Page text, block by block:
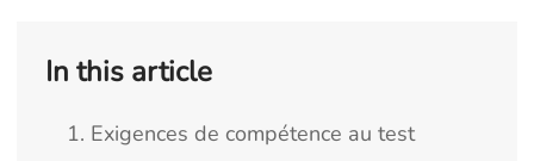
In this article
1. Exigences de compétence au test